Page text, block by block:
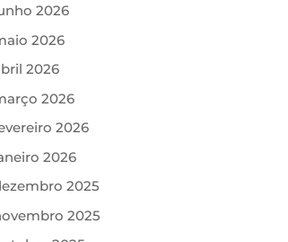
2026
2026
2026
2026
2026
2026
2025
2025